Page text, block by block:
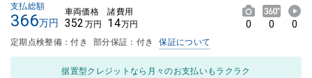
支払総額
366万円
車両価格
352 万円
諸費用
14万円 0 0 0
定期点検整備：付き 部分保証：付き 保証について
据置型クレジットなら月々のお支払いもラクラク